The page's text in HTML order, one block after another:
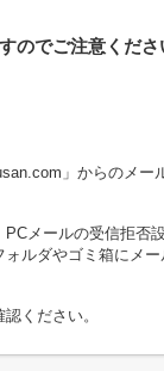
のでご注意くださ
」からのメー
メールの受信拒否
ルダやゴミ箱にメー
ください。